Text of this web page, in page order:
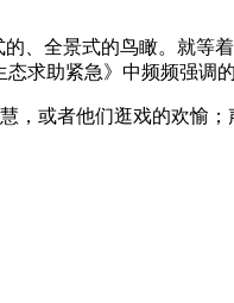
全景式的鸟瞰。就等
求助紧急》中频频强调的
或者他们逛戏的欢愉；